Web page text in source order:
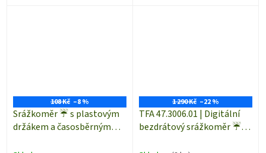
108 Kč –8 %
Srážkoměr ☔ s plastovým
držákem a časosběrným
1 290 Kč –22 %
TFA 47.3006.01 | Digitální
bezdrátový srážkoměr ☔